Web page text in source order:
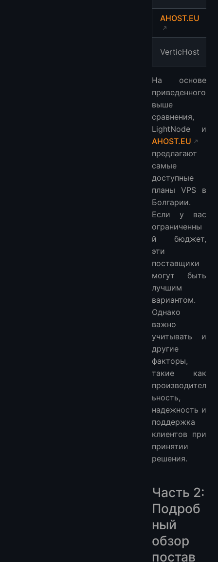
AHOST.EU
VerticHost
На основе
приведенного
выше
сравнения,
LightNode и
AHOST.EU
предлагают
самые
доступные
планы VPS в
Болгарии.
Если у вас
ограниченны
й бюджет,
эти
поставщики
могут быть
лучшим
вариантом.
Однако
важно
учитывать и
другие
факторы,
такие как
производител
ьность,
надежность и
поддержка
клиентов при
принятии
решения.
Часть 2:
Подроб
ный
обзор
постав